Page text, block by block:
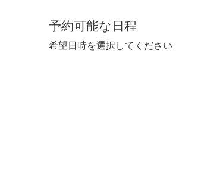
予約可能な日程
希望日時を選択してください